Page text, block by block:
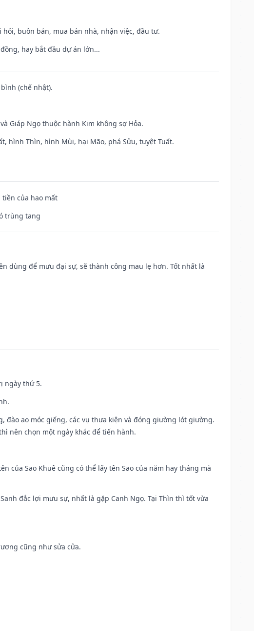
buôn bán, mua bán nhà, nhận việc, đầu tư.
hay bắt đầu dự án lớn...
(chế nhật).
Giáp Ngọ thuộc hành Kim không sợ Hỏa.
hình Thìn, hình Mùi, hại Mão, phá Sửu, tuyệt Tuất.
tiền của hao mất
trùng tang
dùng để mưu đại sự, sẽ thành công mau lẹ hơn. Tốt nhất là
ngày thứ 5.
ao móc giếng, các vụ thưa kiện và đóng giường lót giường.
nên chọn một ngày khác để tiến hành.
của Sao Khuê cũng có thể lấy tên Sao của năm hay tháng mà
đắc lợi mưu sự, nhất là gặp Canh Ngọ. Tại Thìn thì tốt vừa
cũng như sửa cửa.